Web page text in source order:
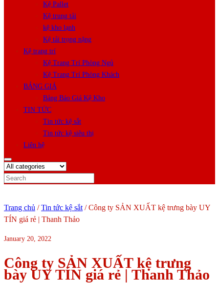
Kệ Pallet
Kệ trung tải
kệ kho lạnh
Kệ tải trọng nặng
Kệ trang trí
Kệ Trang Trí Phòng Ngủ
Kệ Trang Trí Phòng Khách
BẢNG GIÁ
Bảng Báo Giá Kệ Kho
TIN TỨC
Tin tức kệ sắt
Tin tức kệ siêu thị
Liên hệ
Trang chủ /Tin tức kệ sắt /Công ty SẢN XUẤT kệ trưng bày UY
TÍN giá rẻ | Thanh Thảo
January 20, 2022
Công ty SẢN XUẤT kệ trưng
bày UY TÍN giá rẻ | Thanh Thảo